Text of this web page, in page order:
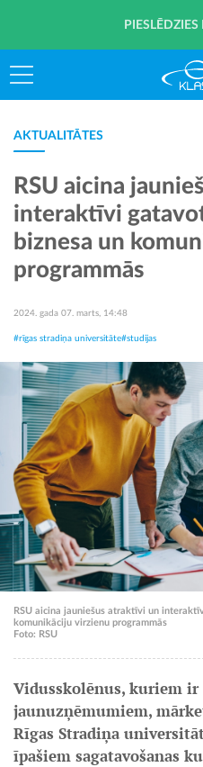
PIESLĒDZIES
AKTUALITĀTES
RSU aicina
interaktīvi
biznesa un
programmās
2024. gada 07. marts, 14:48
#rīgas stradiņa universitāte#studijas
RSU aicina jauniešus atraktīvi un
komunikāciju virzienu programmās
Foto: RSU
Vidusskolēnus, kuriem ir
jaunuzņēmumiem,
Rīgas Stradiņa
īpašiem sagatavošanas